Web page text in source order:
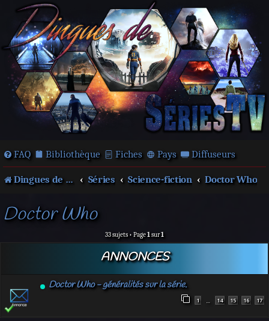
FAQ Bibliothèque Fiches Pays Diffuseurs
Dingues de séries télé ! Séries Science-fiction Doctor Who
Doctor Who
33 sujets • Page1sur1
ANNONCES
Doctor Who - généralités sur la série.
1 14 15 16 17